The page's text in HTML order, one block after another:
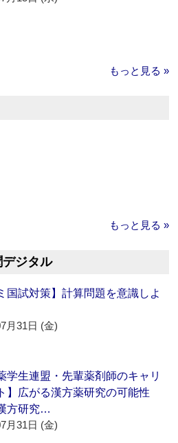
もっと見る »
もっと見る »
ジタル
国試対策】計算問題を意識しよ
月31日 (金)
学生連盟・先輩薬剤師のキャリ
】広がる漢方薬研究の可能性
方研究…
月31日 (金)